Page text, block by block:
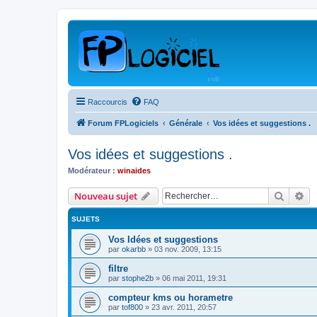
Raccourcis FAQ
Forum FPLogiciels Générale Vos idées et suggestions .
Vos idées et suggestions .
Modérateur : winaides
Nouveau sujet
SUJETS
Vos Idées et suggestions
par okarbb » 03 nov. 2009, 13:15
filtre
par stophe2b » 06 mai 2011, 19:31
compteur kms ou horametre
par tof800 » 23 avr. 2011, 20:57